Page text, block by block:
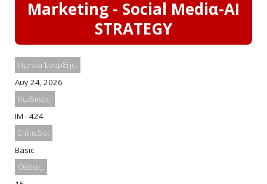
Marketing - Social Mediα-AI
STRATEGY
Ημ/νία Έναρξης:
Αυγ 24, 2026
Κωδικός:
IM - 424
Επίπεδο:
Basic
Θέσεις: